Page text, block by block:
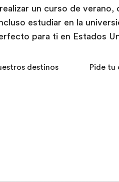
un curso de verano,
estudiar en la
para ti en Estados
destinos Pide tu